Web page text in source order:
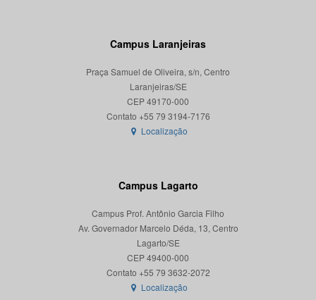
Campus Laranjeiras
Praça Samuel de Oliveira, s/n, Centro
Laranjeiras/SE
CEP 49170-000
Localização
Campus Lagarto
Campus Prof. Antônio Garcia Filho
Av. Governador Marcelo Déda, 13, Centro
Lagarto/SE
CEP 49400-000
Localização